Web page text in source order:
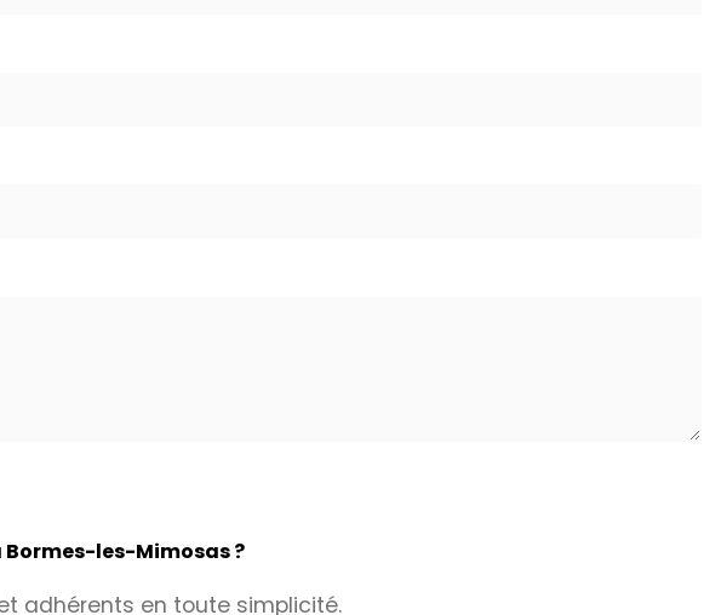
les-Mimosas ?
adhérents en toute simplicité.